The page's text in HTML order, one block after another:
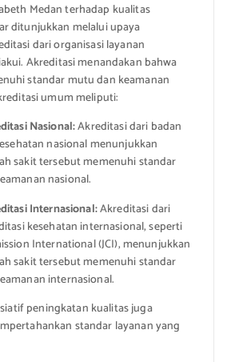
Medan terhadap kualitas
ditunjukkan melalui upaya
dari organisasi layanan
Akreditasi menandakan bahwa
standar mutu dan keamanan
umum meliputi:
Nasional:Akreditasi dari badan
nasional menunjukkan
sakit tersebut memenuhi standar
nasional.
Internasional:Akreditasi dari
kesehatan internasional, seperti
International (JCI), menunjukkan
sakit tersebut memenuhi standar
internasional.
peningkatan kualitas juga
standar layanan yang